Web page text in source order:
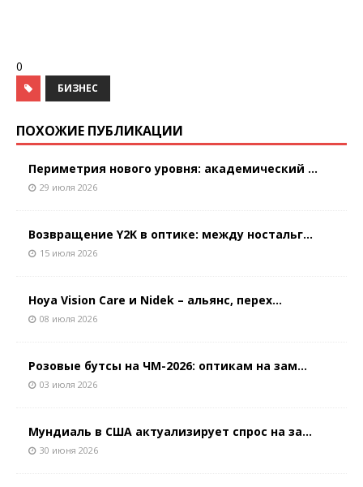
0
БИЗНЕС
ПОХОЖИЕ ПУБЛИКАЦИИ
Периметрия нового уровня: академический ...
29 июля 2026
Возвращение Y2K в оптике: между ностальг...
15 июля 2026
Hoya Vision Care и Nidek – альянс, перех...
08 июля 2026
Розовые бутсы на ЧМ-2026: оптикам на зам...
03 июля 2026
Мундиаль в США актуализирует спрос на за...
30 июня 2026